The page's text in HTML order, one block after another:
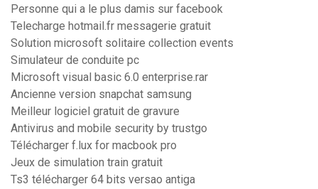
Personne qui a le plus damis sur facebook
Telecharge hotmail.fr messagerie gratuit
Solution microsoft solitaire collection events
Simulateur de conduite pc
Microsoft visual basic 6.0 enterprise.rar
Ancienne version snapchat samsung
Meilleur logiciel gratuit de gravure
Antivirus and mobile security by trustgo
Télécharger f.lux for macbook pro
Jeux de simulation train gratuit
Ts3 télécharger 64 bits versao antiga